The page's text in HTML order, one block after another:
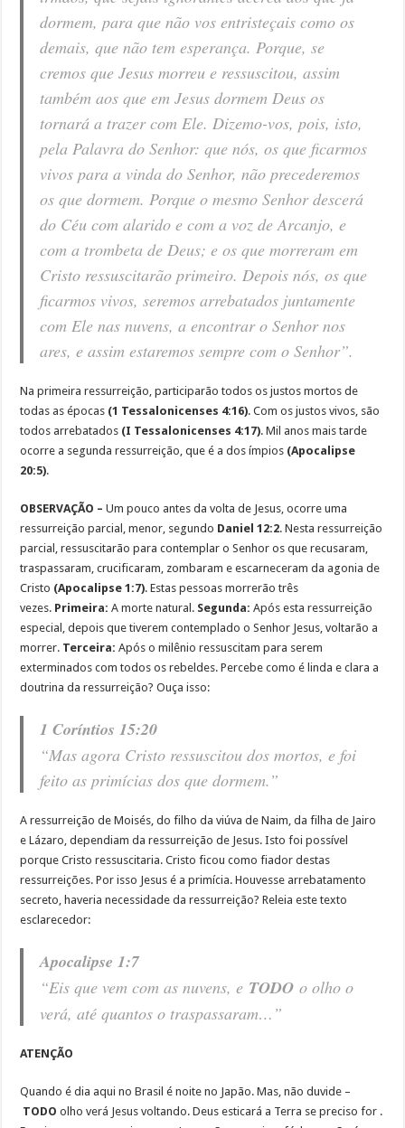
dormem, para que não vos entristeçais como os
demais, que não tem esperança. Porque, se
cremos que Jesus morreu e ressuscitou, assim
também aos que em Jesus dormem Deus os
tornará a trazer com Ele. Dizemo-vos, pois, isto,
pela Palavra do Senhor: que nós, os que ficarmos
vivos para a vinda do Senhor, não precederemos
os que dormem. Porque o mesmo Senhor descerá
do Céu com alarido e com a voz de Arcanjo, e
com a trombeta de Deus; e os que morreram em
Cristo ressuscitarão primeiro. Depois nós, os que
ficarmos vivos, seremos arrebatados juntamente
com Ele nas nuvens, a encontrar o Senhor nos
ares, e assim estaremos sempre com o Senhor”.
Na primeira ressurreição, participarão todos os justos mortos de
todas as épocas (1 Tessalonicenses 4:16). Com os justos vivos, são
todos arrebatados (I Tessalonicenses 4:17). Mil anos mais tarde
ocorre a segunda ressurreição, que é a dos ímpios (Apocalipse
20:5).
OBSERVAÇÃO – Um pouco antes da volta de Jesus, ocorre uma
ressurreição parcial, menor, segundo Daniel 12:2. Nesta ressurreição
parcial, ressuscitarão para contemplar o Senhor os que recusaram,
traspassaram, crucificaram, zombaram e escarneceram da agonia de
Cristo (Apocalipse 1:7). Estas pessoas morrerão três
vezes. Primeira: A morte natural. Segunda: Após esta ressurreição
especial, depois que tiverem contemplado o Senhor Jesus, voltarão a
morrer. Terceira: Após o milênio ressuscitam para serem
exterminados com todos os rebeldes. Percebe como é linda e clara a
doutrina da ressurreição? Ouça isso:
1 Coríntios 15:20
“Mas agora Cristo ressuscitou dos mortos, e foi
feito as primícias dos que dormem.”
A ressurreição de Moisés, do filho da viúva de Naim, da filha de Jairo
e Lázaro, dependiam da ressurreição de Jesus. Isto foi possível
porque Cristo ressuscitaria. Cristo ficou como fiador destas
ressurreições. Por isso Jesus é a primícia. Houvesse arrebatamento
secreto, haveria necessidade da ressurreição? Releia este texto
esclarecedor:
Apocalipse 1:7
“Eis que vem com as nuvens, e TODO o olho o
verá, até quantos o traspassaram…”
ATENÇÃO
Quando é dia aqui no Brasil é noite no Japão. Mas, não duvide –
TODO olho verá Jesus voltando. Deus esticará a Terra se preciso for .